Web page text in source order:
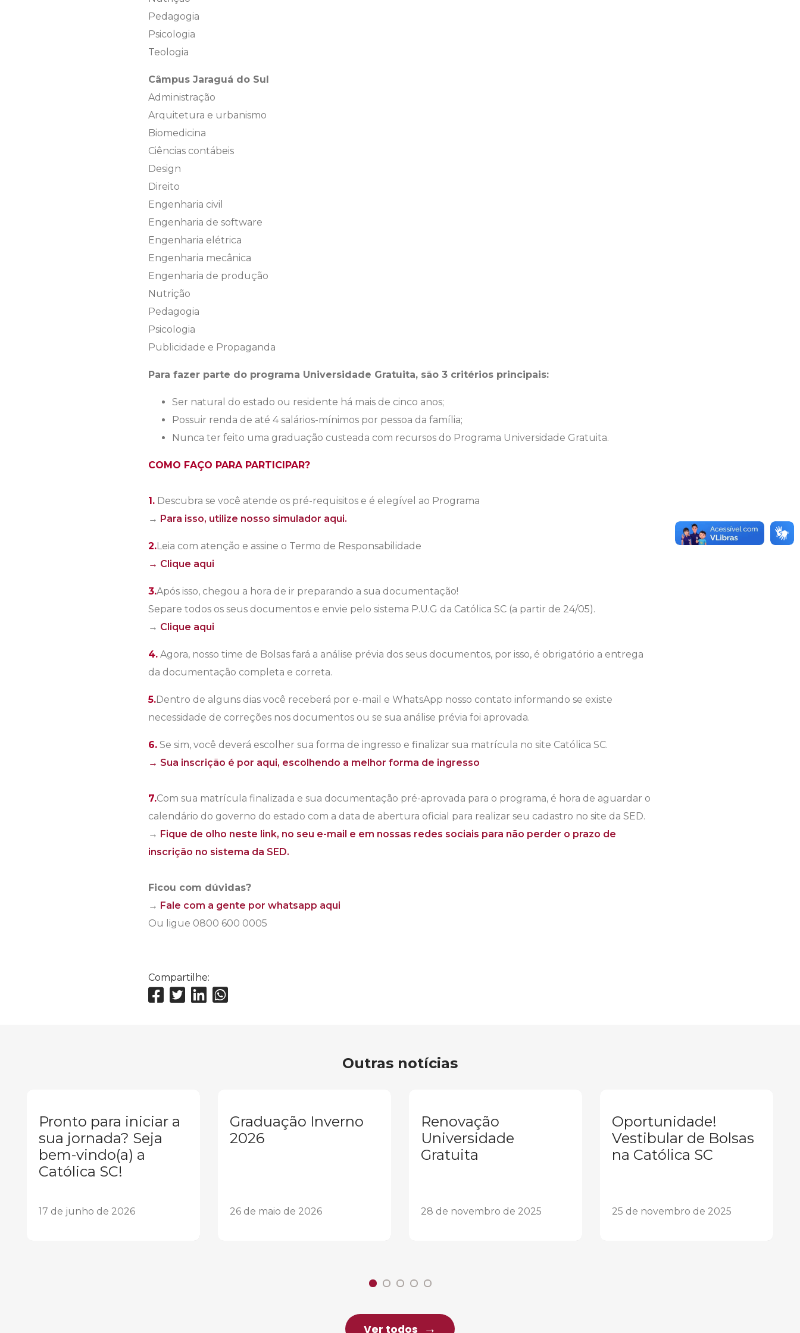
Pedagogia
Psicologia
Teologia
Câmpus Jaraguá do Sul
Administração
Arquitetura e urbanismo
Biomedicina
Ciências contábeis
Design
Direito
Engenharia civil
Engenharia de software
Engenharia elétrica
Engenharia mecânica
Engenharia de produção
Nutrição
Pedagogia
Psicologia
Publicidade e Propaganda
Para fazer parte do programa Universidade Gratuita, são 3 critérios principais:
Ser natural do estado ou residente há mais de cinco anos;
Possuir renda de até 4 salários-mínimos por pessoa da família;
Nunca ter feito uma graduação custeada com recursos do Programa Universidade Gratuita.
COMO FAÇO PARA PARTICIPAR?
1. Descubra se você atende os pré-requisitos e é elegível ao Programa
→ Para isso, utilize nosso simulador aqui.
2.Leia com atenção e assine o Termo de Responsabilidade
→ Clique aqui
3.Após isso, chegou a hora de ir preparando a sua documentação!
Separe todos os seus documentos e envie pelo sistema P.U.G da Católica SC (a partir de 24/05).
→ Clique aqui
4. Agora, nosso time de Bolsas fará a análise prévia dos seus documentos, por isso, é obrigatório a entrega
da documentação completa e correta.
5.Dentro de alguns dias você receberá por e-mail e WhatsApp nosso contato informando se existe
necessidade de correções nos documentos ou se sua análise prévia foi aprovada.
6. Se sim, você deverá escolher sua forma de ingresso e finalizar sua matrícula no site Católica SC.
→ Sua inscrição é por aqui, escolhendo a melhor forma de ingresso
7.Com sua matrícula finalizada e sua documentação pré-aprovada para o programa, é hora de aguardar o
calendário do governo do estado com a data de abertura oficial para realizar seu cadastro no site da SED.
→ Fique de olho neste link, no seu e-mail e em nossas redes sociais para não perder o prazo de
inscrição no sistema da SED.
Ficou com dúvidas?
→ Fale com a gente por whatsapp aqui
Ou ligue 0800 600 0005
Compartilhe:
Outras notícias
Pronto para iniciar a
sua jornada? Seja
bem-vindo(a) a
Católica SC!
17 de junho de 2026
Graduação Inverno
2026
26 de maio de 2026
Renovação
Universidade
Gratuita
28 de novembro de 2025
Oportunidade!
Vestibular de Bolsas
na Católica SC
25 de novembro de 2025
Ver todos